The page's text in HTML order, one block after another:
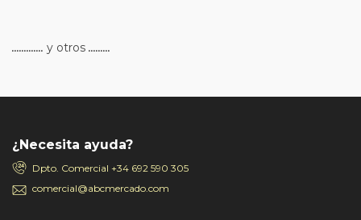
............. y otros .........
¿Necesita ayuda?
Dpto. Comercial +34 692 590 305
comercial@abcmercado.com